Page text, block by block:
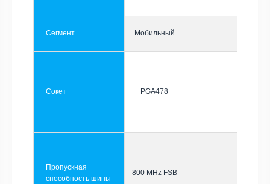
Сегмент Мобильный
Сокет PGA478
Пропускная
способность шины
800 MHz FSB